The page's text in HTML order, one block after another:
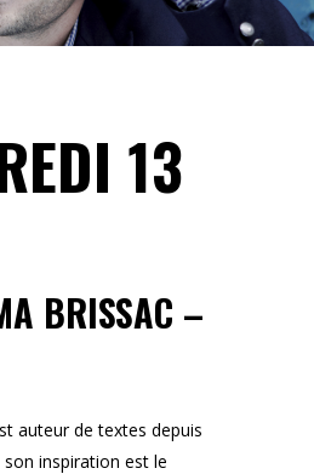
13
BRISSAC –
auteur de textes depuis
son inspiration est le